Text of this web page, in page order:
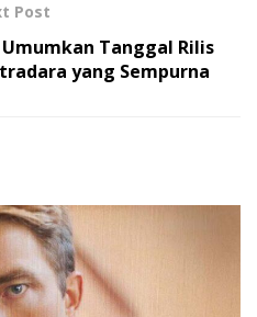
Post
Umumkan Tanggal Rilis
yang Sempurna